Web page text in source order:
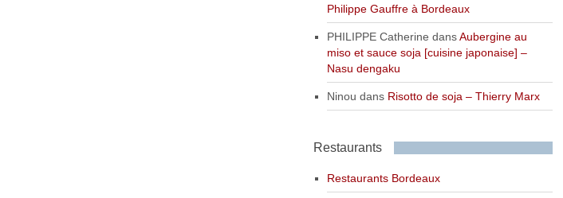
Philippe Gauffre à Bordeaux
PHILIPPE Catherine dansAubergine au
miso et sauce soja [cuisine japonaise] –
Nasu dengaku
Ninou dans Risotto de soja – Thierry Marx
Restaurants
Restaurants Bordeaux